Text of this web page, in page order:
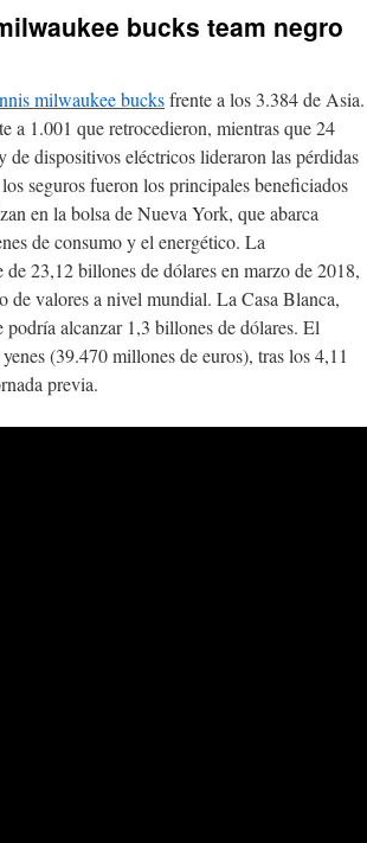
bucks team negro
milwaukee bucksfrente a los 3.384 de Asia.
a 1.001 que retrocedieron, mientras que 24
dispositivos eléctricos lideraron las pérdidas
seguros fueron los principales beneficiados
en la bolsa de Nueva York, que abarca
de consumo y el energético. La
23,12 billones de dólares en marzo de 2018,
de valores a nivel mundial. La Casa Blanca,
alcanzar 1,3 billones de dólares. El
(39.470 millones de euros), tras los 4,11
previa.